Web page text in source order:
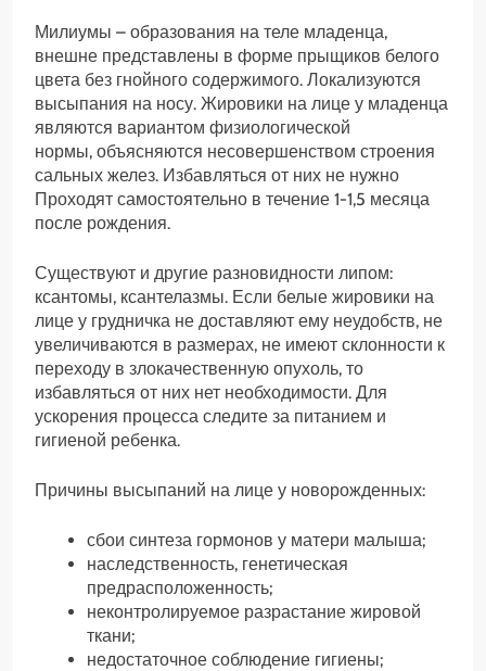
Милиумы – образования на теле младенца,
внешне представлены в форме прыщиков белого
цвета без гнойного содержимого. Локализуются
высыпания на носу. Жировики на лице у младенца
являются вариантом физиологической
нормы, объясняются несовершенством строения
сальных желез. Избавляться от них не нужно
Проходят самостоятельно в течение 1-1,5 месяца
после рождения.
Существуют и другие разновидности липом:
ксантомы, ксантелазмы. Если белые жировики на
лице у грудничка не доставляют ему неудобств, не
увеличиваются в размерах, не имеют склонности к
переходу в злокачественную опухоль, то
избавляться от них нет необходимости. Для
ускорения процесса следите за питанием и
гигиеной ребенка.
Причины высыпаний на лице у новорожденных:
сбои синтеза гормонов у матери малыша;
наследственность, генетическая
предрасположенность;
неконтролируемое разрастание жировой
ткани;
недостаточное соблюдение гигиены;